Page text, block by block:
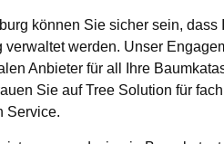
können Sie sicher sein, dass
werden. Unser
Anbieter für all Ihre
Sie auf Tree Solution für
Service.